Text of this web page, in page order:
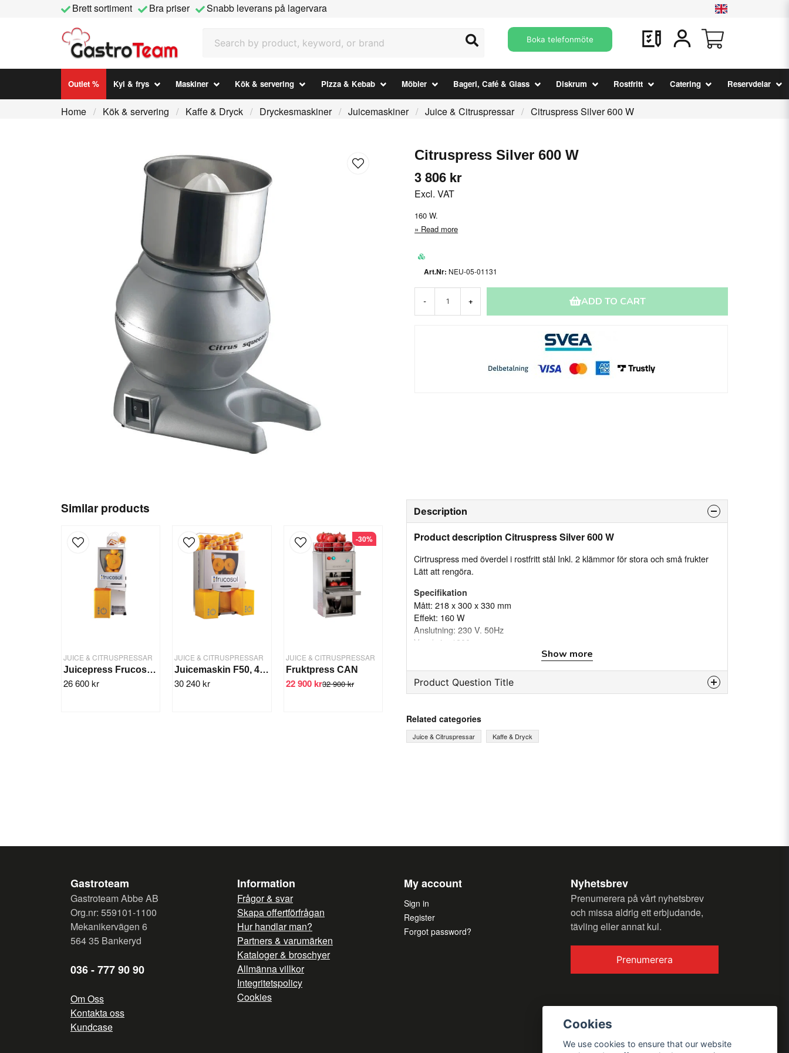
Brett sortiment Bra priser
Snabb leverans på lagervara
Boka telefonmöte
Outlet % Kyl & frys Maskiner Kök & servering Pizza & Kebab Möbler Bageri, Café & Glass Diskrum Rostfritt Catering Reservdelar
Home Kök & servering Kaffe & Dryck Dryckesmaskiner Juicemaskiner Juice & Citruspressar Citruspress Silver 600 W
Citruspress Silver 600 W
3 806 kr
Excl. VAT
160 W.
Read more
NEU-05-01131
- + ADD TO CART
Similar products
JUICE & CITRUSPRESSAR
Juicepress Frucosol FCOMPACT, 12 frukter/min, Ø73 mm
26 600 kr
JUICE & CITRUSPRESSAR
Juicemaskin F50, 47x37x73,5cm
30 240 kr
JUICE & CITRUSPRESSAR
Fruktpress CAN
32 900 kr
22 900 kr
-30%
Description
Product description Citruspress Silver 600 W
Cirtruspress med överdel i rostfritt stål Inkl. 2 klämmor för stora och små frukter
Lätt att rengöra.
Specifikation
Mått: 218 x 300 x 330 mm
Effekt: 160 W
Anslutning: 230 V. 50Hz
Varv/min: 1200 rpm
Show more
Product Question Title
Ask us something about this product...
Related categories
Juice & Citruspressar Kaffe & Dryck
Gastroteam
Gastroteam Abbe AB
Org.nr: 559101-1100
Mekanikervägen 6
564 35 Bankeryd
036 - 777 90 90
Om Oss
Kontakta oss
Kundcase
Information
Frågor & svar
Skapa offertförfrågan
Hur handlar man?
Partners & varumärken
Kataloger & broschyer
Allmänna villkor
Integritetspolicy
Cookies
My account
Sign in
Register
Forgot password?
Nyhetsbrev
Prenumerera på vårt nyhetsbrev
och missa aldrig ett erbjudande,
tävling eller annat kul.
Prenumerera
Cookies
We use cookies to ensure that our website